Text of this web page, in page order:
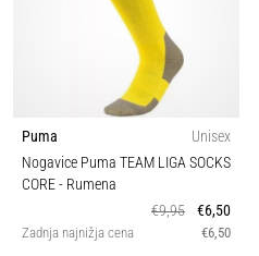
Puma
Unisex
Nogavice Puma TEAM LIGA SOCKS
CORE- Rumena
€9,95
€6,50
Zadnja najnižja cena €6,50